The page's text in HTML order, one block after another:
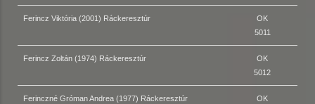
Ferincz Viktória (2001) Ráckeresztúr
OK
5011
Ferincz Zoltán (1974) Ráckeresztúr
OK
5012
Ferinczné Gróman Andrea (1977) Ráckeresztúr
OK